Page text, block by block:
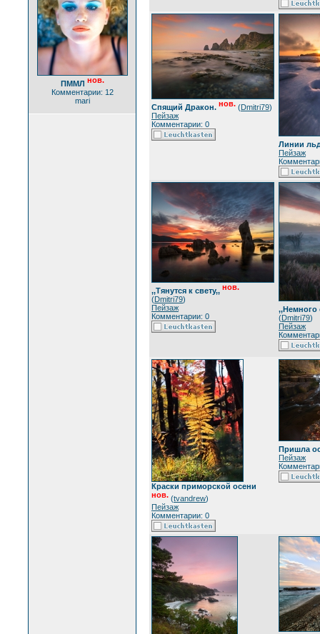
ПММЛ нов.
Комментарии: 12
mari
Спящий Дракон. нов. (Dmitri79)
Пейзаж
Комментарии: 0
Линии
Пейзаж
,,Тянутся к свету,, нов.
(Dmitri79)
Пейзаж
Комментарии: 0
,,Немного
(Dmitri79)
Пейзаж
Краски приморской осени
нов. (tvandrew)
Пейзаж
Комментарии: 0
Пришла
Пейзаж